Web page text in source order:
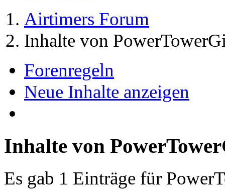
Airtimers Forum
Inhalte von
Forenregeln
Neue Inhalte anzeigen
Inhalte von
Es gab 1 Einträge für